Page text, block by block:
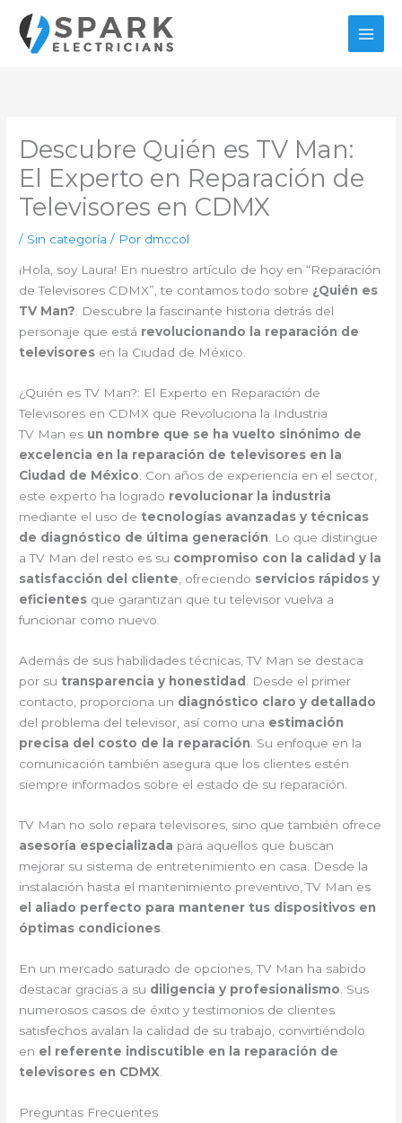
contenido
Descubre Quién es TV Man:
El Experto en Reparación de
Televisores en CDMX
/ Sin categoría / Por dmccol
¡Hola, soy Laura! En nuestro artículo de hoy en “Reparación
de Televisores CDMX”, te contamos todo sobre ¿Quién es
TV Man?. Descubre la fascinante historia detrás del
personaje que está revolucionando la reparación de
televisores en la Ciudad de México.
¿Quién es TV Man?: El Experto en Reparación de
Televisores en CDMX que Revoluciona la Industria
TV Man es un nombre que se ha vuelto sinónimo de
excelencia en la reparación de televisores en la
Ciudad de México . Con años de experiencia en el sector,
este experto ha logrado revolucionar la industria
mediante el uso de tecnologías avanzadas y técnicas
de diagnóstico de última generación . Lo que distingue
a TV Man del resto es su compromiso con la calidad y la
satisfacción del cliente , ofreciendo servicios rápidos y
eficientes que garantizan que tu televisor vuelva a
funcionar como nuevo.
Además de sus habilidades técnicas, TV Man se destaca
por su transparencia y honestidad
. Desde el primer
contacto, proporciona un diagnóstico claro y detallado
del problema del televisor, así como una estimación
precisa del costo de la reparación . Su enfoque en la
comunicación también asegura que los clientes estén
siempre informados sobre el estado de su reparación.
TV Man no solo repara televisores, sino que también ofrece
asesoría especializada para aquellos que buscan
mejorar su sistema de entretenimiento en casa. Desde la
instalación hasta el mantenimiento preventivo, TV Man es
el aliado perfecto para mantener tus dispositivos en
óptimas condiciones
En un mercado saturado de opciones, TV Man ha sabido
destacar gracias a su diligencia y profesionalismo . Sus
numerosos casos de éxito y testimonios de clientes
satisfechos avalan la calidad de su trabajo, convirtiéndolo
en el referente indiscutible en la reparación de
televisores en CDMX
Preguntas Frecuentes